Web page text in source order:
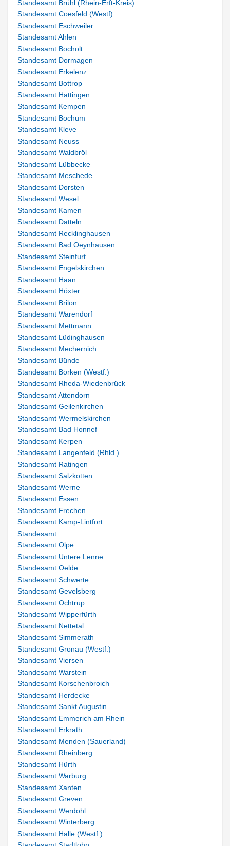
Standesamt Brühl (Rhein-Erft-Kreis)
Standesamt Coesfeld (Westf)
Standesamt Eschweiler
Standesamt Ahlen
Standesamt Bocholt
Standesamt Dormagen
Standesamt Erkelenz
Standesamt Bottrop
Standesamt Hattingen
Standesamt Kempen
Standesamt Bochum
Standesamt Kleve
Standesamt Neuss
Standesamt Waldbröl
Standesamt Lübbecke
Standesamt Meschede
Standesamt Dorsten
Standesamt Wesel
Standesamt Kamen
Standesamt Datteln
Standesamt Recklinghausen
Standesamt Bad Oeynhausen
Standesamt Steinfurt
Standesamt Engelskirchen
Standesamt Haan
Standesamt Höxter
Standesamt Brilon
Standesamt Warendorf
Standesamt Mettmann
Standesamt Lüdinghausen
Standesamt Mechernich
Standesamt Bünde
Standesamt Borken (Westf.)
Standesamt Rheda-Wiedenbrück
Standesamt Attendorn
Standesamt Geilenkirchen
Standesamt Wermelskirchen
Standesamt Bad Honnef
Standesamt Kerpen
Standesamt Langenfeld (Rhld.)
Standesamt Ratingen
Standesamt Salzkotten
Standesamt Werne
Standesamt Essen
Standesamt Frechen
Standesamt Kamp-Lintfort
Standesamt
Standesamt Olpe
Standesamt Untere Lenne
Standesamt Oelde
Standesamt Schwerte
Standesamt Gevelsberg
Standesamt Ochtrup
Standesamt Wipperfürth
Standesamt Nettetal
Standesamt Simmerath
Standesamt Gronau (Westf.)
Standesamt Viersen
Standesamt Warstein
Standesamt Korschenbroich
Standesamt Herdecke
Standesamt Sankt Augustin
Standesamt Emmerich am Rhein
Standesamt Erkrath
Standesamt Menden (Sauerland)
Standesamt Rheinberg
Standesamt Hürth
Standesamt Warburg
Standesamt Xanten
Standesamt Greven
Standesamt Werdohl
Standesamt Winterberg
Standesamt Halle (Westf.)